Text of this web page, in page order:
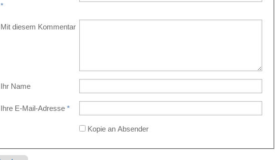
*
Mit diesem Kommentar
Ihr Name
Ihre E-Mail-Adresse *
Kopie an Absender